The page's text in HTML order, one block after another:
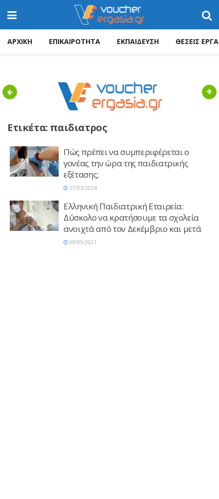
ΑΡΧΙΚΗ ΕΠΙΚΑΙΡΟΤΗΤΑ ΕΚΠΑΙΔΕΥΣΗ ΘΕΣΕΙΣ
Previous
Ετικέτα: παιδιατρος
Πώς πρέπει να συμπεριφέρεται ο
γονέας την ώρα της παιδιατρικής
εξέτασης;
27/03/2024
Ελληνική Παιδιατρική Εταιρεία:
Δύσκολο να κρατήσουμε τα σχολεία
ανοιχτά από τον Δεκέμβριο και μετά
09/09/2021